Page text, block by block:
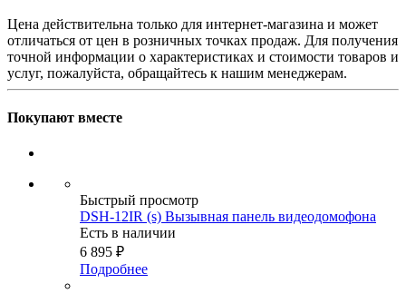
Цена действительна только для интернет-магазина и может
отличаться от цен в розничных точках продаж. Для получения
точной информации о характеристиках и стоимости товаров и
услуг, пожалуйста, обращайтесь к нашим менеджерам.
Покупают вместе
Быстрый просмотр
DSH-12IR (s) Вызывная панель видеодомофона
Есть в наличии
6 895 ₽
Подробнее